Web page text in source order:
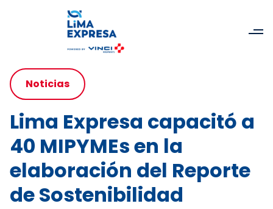
Noticias
Lima Expresa capacitó a
40 MIPYMEs en la
elaboración del Reporte
de Sostenibilidad